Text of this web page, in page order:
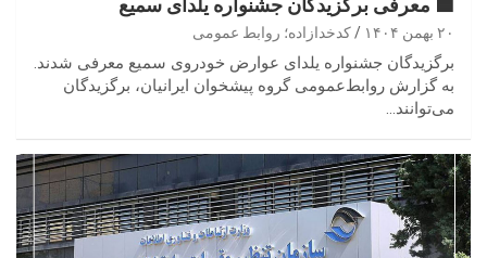
۲۰ بهمن ۱۴۰۴ کدخدازاده؛ روابط عمومی
برگزیدگان جشنواره یلدای عوارض خودروی سمیع معرفی شدند.
به گزارش روابط‌عمومی گروه پیشخوان ایرانیان، برگزیدگان
می‌توانند…